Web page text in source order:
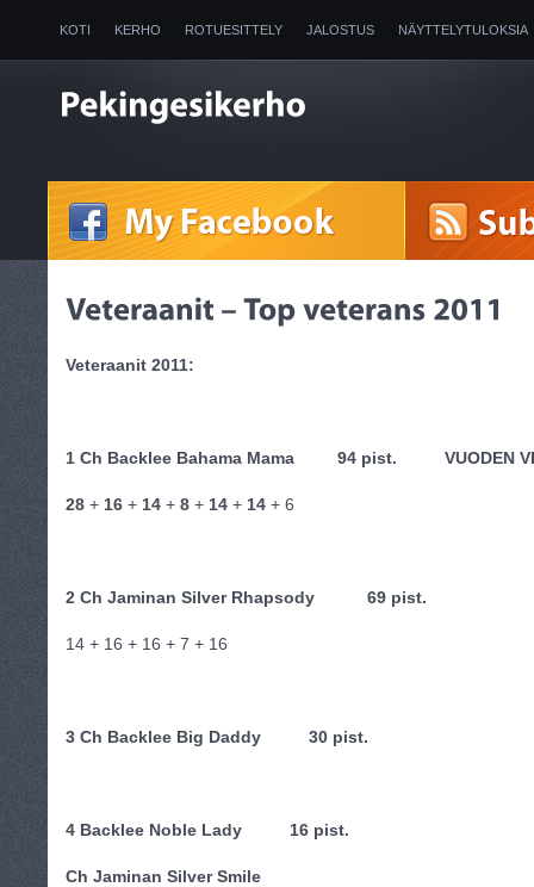
KOTI KERHO ROTUESITTELY JALOSTUS NÄYTTELYTULOKSIA
2025
Veteraanit 2011:
1 Ch Backlee Bahama Mama 94 pist. VUODEN
28 + 16 + 14 + 8 + 14 + 14 + 6
2 Ch Jaminan Silver Rhapsody 69 pist.
14 + 16 + 16 + 7 + 16
3 Ch Backlee Big Daddy 30 pist.
4 Backlee Noble Lady 16 pist.
Ch Jaminan Silver Smile